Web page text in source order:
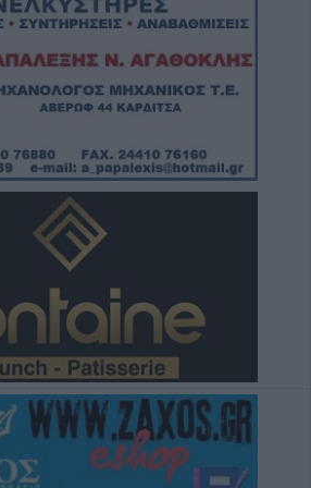
η κηδεία της
των Πολιτών: Σκιές για το
τον τρόπο και τον
των κολυμβητικών
Περιφερειακής Αρχής
σε δύσβατο σημείο στον
οι δυνάμεις στο
πυροσβεστικές δυνάμεις
αγροτοδασική έκταση στο
η κηδεία του